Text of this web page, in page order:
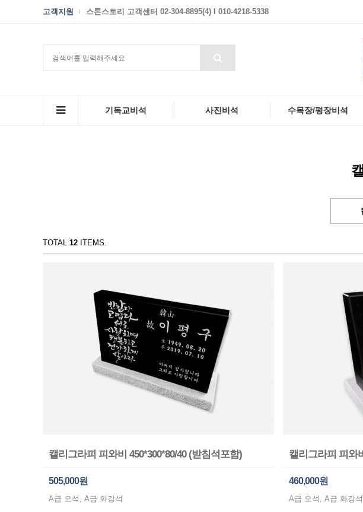
고객지원 스톤스토리 고객센터 02-304-8895(4) I 010-4218-5338
기독교비석 사진비석 수목장/평장비석
TOTAL 12 ITEMS.
캘리그라피 피와비 450*300*80/40 (받침석포함)
505,000원
A급 오석, A급 화강석
캘리그라피 피와
460,000원
A급 오석, A급 화강석